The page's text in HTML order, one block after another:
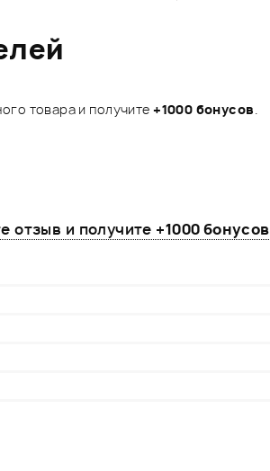
товара и получите+1000 бонусов.
отзыв и получите +1000 бонусов